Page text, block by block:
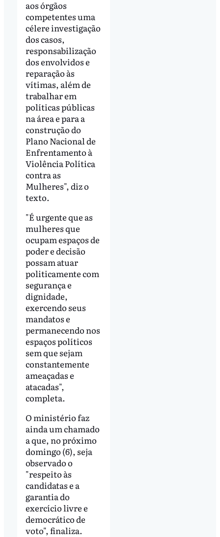
aos órgãos
competentes uma
célere investigação
dos casos,
responsabilização
dos envolvidos e
reparação às
vítimas, além de
trabalhar em
políticas públicas
na área e para a
construção do
Plano Nacional de
Enfrentamento à
Violência Política
contra as
Mulheres", diz o
texto.
"É urgente que as
mulheres que
ocupam espaços de
poder e decisão
possam atuar
politicamente com
segurança e
dignidade,
exercendo seus
mandatos e
permanecendo nos
espaços políticos
sem que sejam
constantemente
ameaçadas e
atacadas",
completa.
O ministério faz
ainda um chamado
a que, no próximo
domingo (6), seja
observado o
"respeito às
candidatas e a
garantia do
exercício livre e
democrático de
voto", finaliza.